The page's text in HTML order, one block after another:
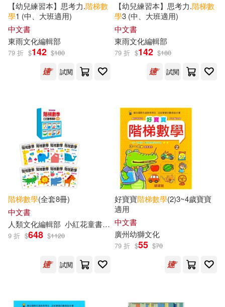
數學資優班教研會(8)
（澳）安妮·費辛尼蒂(7)
圓圓龜數學研究組(6)
（韓）金世永（編著）(6)
夏昶（主編）(5) 李浩(5)
沃野學前教育研發中心(5)
潘小雲(5)
海豚出版社(15) 人類文化(12)
少年兒童出版社(12)
江西高校出版社(11)
湖南少年兒童出版社(10)
光田(8)
浙江少年兒童出版社(8)
青島出版社(8)
化學工業出版社(7)
吉林攝影出版社(7)
配送方式
可超商取貨(276)
可港澳店取(270)
可新加坡店取(270)
可菲律賓店取(270)
其他 (可複選)
現在可購買商品(8)
【幼兒練習本】思考力.階梯數
學1 (中、大班適用)
中文書
東雨文化編輯部
79 折 $142 $180
試閱
【幼兒練習本】思考力.階梯數
學3 (中、大班適用)
中文書
東雨文化編輯部
79 折 $142 $180
試閱
階梯數學(全套8冊)
中文書
人類文化編輯部 小紅花童書工作室
9 折 $648 $1120
試閱
好寶寶階梯數學(2)3~4歲寶寶
適用
中文書
廣州幼獅文化
79 折 $55 $70